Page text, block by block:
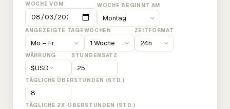
WOCHE VOM WOCHE BEGINNT AM
ANGEZEIGTE TAGEWOCHEN ZEITFORMAT
WÄHRUNG
$USD
STUNDENSATZ
TÄGLICHE ÜBERSTUNDEN (STD.)
TÄGLICHE 2X-ÜBERSTUNDEN (STD.)